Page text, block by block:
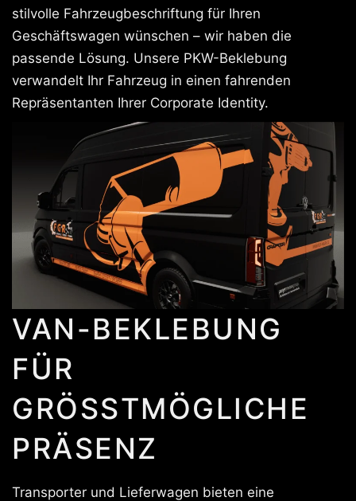
stilvolle Fahrzeugbeschriftung für Ihren
Geschäftswagen wünschen – wir haben die
passende Lösung. Unsere PKW-Beklebung
verwandelt Ihr Fahrzeug in einen fahrenden
Repräsentanten Ihrer Corporate Identity.
VAN-BEKLEBUNG
FÜR
GRÖSSTMÖGLICHE P
RÄSENZ
Transporter und Lieferwagen bieten eine